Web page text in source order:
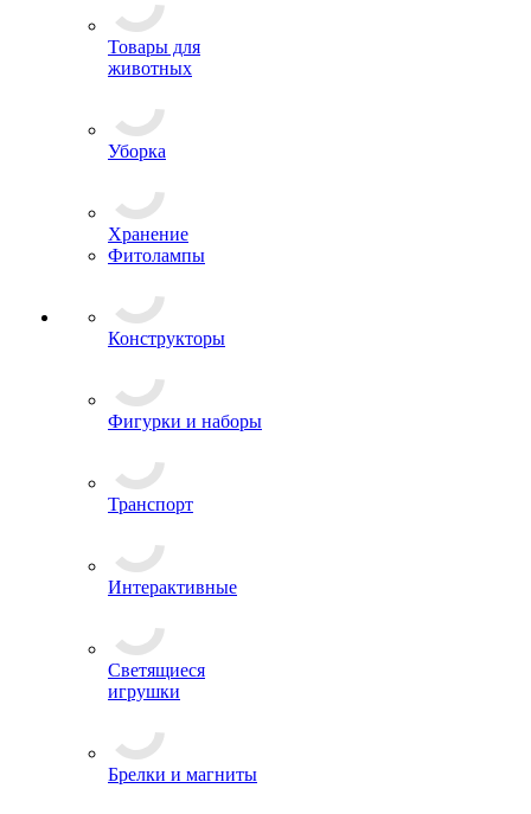
Товары для
животных
Уборка
Хранение
Фитолампы
Конструкторы
Фигурки и наборы
Транспорт
Интерактивные
Светящиеся
игрушки
Брелки и магниты